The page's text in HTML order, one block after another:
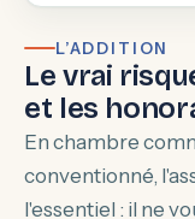
L’ADDITION
Le vrai
et les
En chambre
conventionné,
l'essentiel : il ne